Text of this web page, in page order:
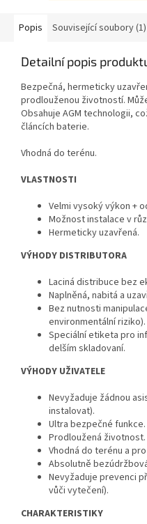
Popis Související soubory (1)
Detailní popis
Bezpečná, hermeticky
prodlouženou životností.
Obsahuje AGM technologii,
článcích baterie.
Vhodná do terénu.
VLASTNOSTI
Velmi vysoký výkon +
Možnost instalace v
Hermeticky uzavřená.
VÝHODY DISTRIBUTORA
Laciná distribuce bez
Naplněná, nabitá a
Bez nutnosti
environmentální riziko).
Speciální etiketa pro
delším skladovaní.
VÝHODY UŽIVATELE
Nevyžaduje žádnou
instalovat).
Ultra bezpečné funkce.
Prodloužená životnost.
Vhodná do terénu a
Absolutně
Nevyžaduje prevenci
vůči vytečení).
CHARAKTERISTIKY